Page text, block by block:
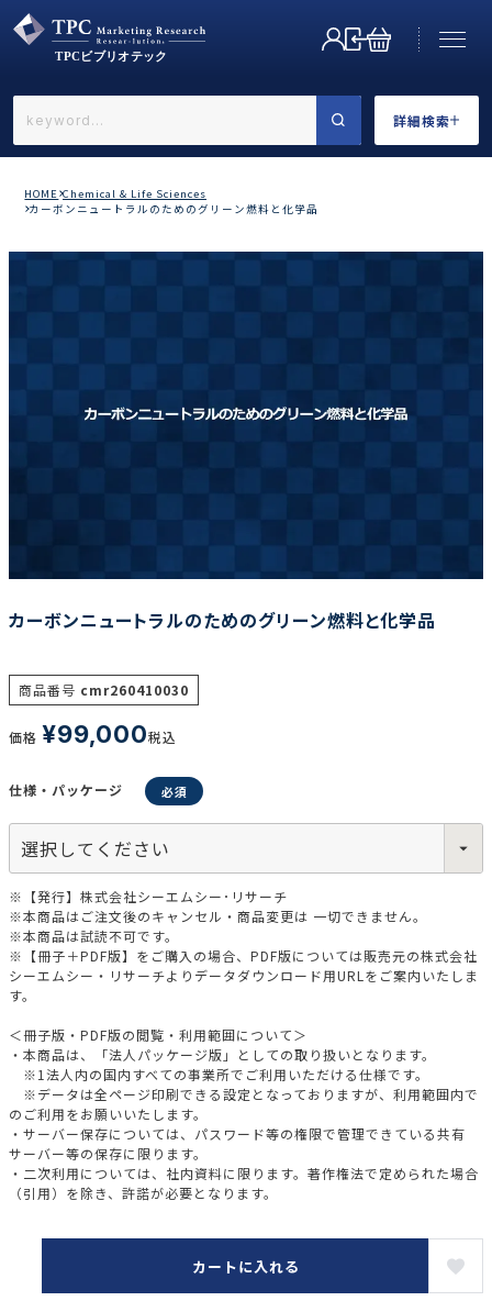
詳細検索
←戻る
調査の種類で選ぶ
リセット
HOME Chemical & Life Sciences
カーボンニュートラルのためのグリーン燃料と化学品
カーボンニュートラルのためのグリーン燃料と化学品
商品番号 cmr260410030
価格 ¥99,000税込
仕様・パッケージ
※【発行】株式会社シーエムシー･リサーチ
※本商品はご注文後のキャンセル・商品変更は 一切できません。
※本商品は試読不可です。
※【冊子＋PDF版】をご購入の場合、PDF版については販売元の株式会社
シーエムシー・リサーチよりデータダウンロード用URLをご案内いたしま
す。
＜冊子版・PDF版の閲覧・利用範囲について＞
・本商品は、「法人パッケージ版」としての取り扱いとなります。
※1法人内の国内すべての事業所でご利用いただける仕様です。
※データは全ページ印刷できる設定となっておりますが、利用範囲内で
のご利用をお願いいたします。
・サーバー保存については、パスワード等の権限で管理できている共有
サーバー等の保存に限ります。
・二次利用については、社内資料に限ります。著作権法で定められた場合
（引用）を除き、許諾が必要となります。
カートに入れる